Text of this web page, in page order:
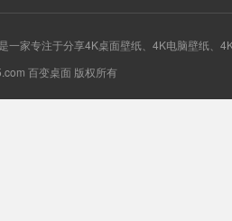
一家专注于分享4K桌面壁纸、4K电脑壁纸、
百变桌面 版权所有